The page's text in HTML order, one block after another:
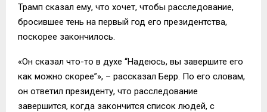
Трамп сказал ему, что хочет, чтобы расследование,
бросившее тень на первый год его президентства,
поскорее закончилось.
«Он сказал что-то в духе “Надеюсь, вы завершите его
как можно скорее”», – рассказал Берр. По его словам,
он ответил президенту, что расследование
завершится, когда закончится список людей, с